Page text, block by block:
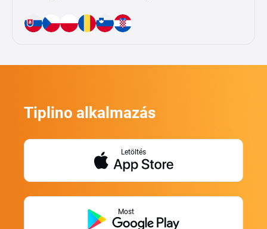
Tiplino alkalmazás
Letöltés
Most